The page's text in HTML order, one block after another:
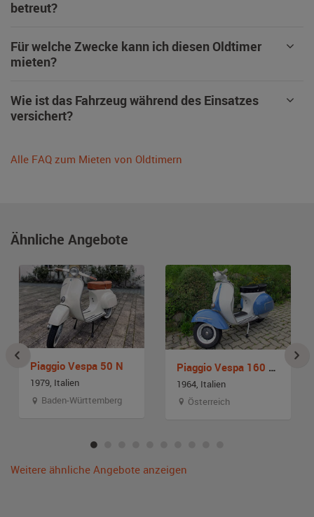
betreut?
Für welche Zwecke kann ich diesen Oldtimer
mieten?
Wie ist das Fahrzeug während des Einsatzes
versichert?
Alle FAQ zum Mieten von Oldtimern
Ähnliche Angebote
Piaggio Vespa 50 N
1979, Italien
Baden-Württemberg
Piaggio Vespa 160 GS
1964, Italien
Österreich
Weitere ähnliche Angebote anzeigen